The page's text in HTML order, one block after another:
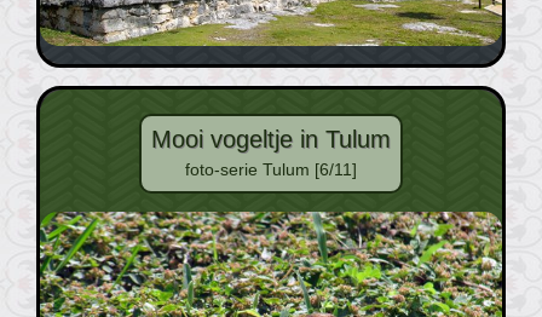
Mooi vogeltje in Tulum
foto-serie Tulum [6/11]